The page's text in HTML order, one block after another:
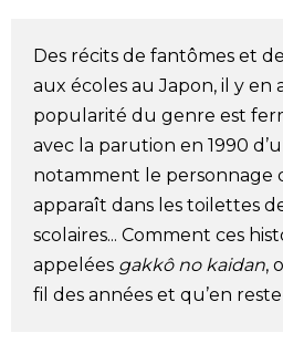
Gastronomie
Le japonais
En plus
Données official SNS
Des récits de fantômes et
aux écoles au Japon, il y en
popularité du genre est
avec la parution en 1990
notamment le personnage
apparaît dans les toilettes
scolaires... Comment ces
appelées gakkô no kaidan,
fil des années et qu’en